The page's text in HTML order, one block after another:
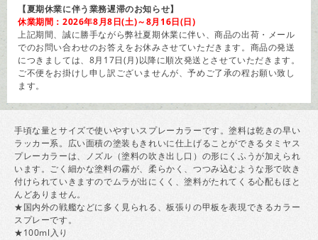
【夏期休業に伴う業務遅滞のお知らせ】
休業期間：2026年8月8日(土)～8月16日(日)
上記期間、誠に勝手ながら弊社夏期休業に伴い、商品の出荷・メール
でのお問い合わせのお答えをお休みさせていただきます。商品の発送
につきましては、8月17日(月)以降に順次発送とさせていただきます。
ご不便をお掛けし申し訳ございませんが、予めご了承の程お願い致し
ます。
手頃な量とサイズで使いやすいスプレーカラーです。塗料は乾きの早い
ラッカー系。広い面積の塗装もきれいに仕上げることができるタミヤス
プレーカラーは、ノズル（塗料の吹き出し口）の形にくふうが加えられ
います。ごく細かな塗料の霧が、柔らかく、つつみ込むような形で吹き
付けられていきますのでムラが出にくく、塗料がたれてくる心配もほと
んどありません。
★国内外の戦艦などに多く見られる、板張りの甲板を表現できるカラー
スプレーです。
★100ml入り